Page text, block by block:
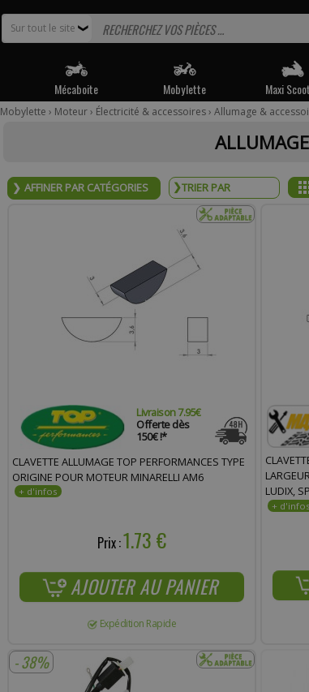
❯
Sur tout le site
Mécaboite Mobylette Maxi
Mobylette › Moteur› Électricité & accessoires› Allumage &
AFFINER PAR CATÉGORIES
Livraison 7.95€
Offerte dès
150€ !*
CLAVETTE ALLUMAGE TOP PERFORMANCES TYPE
ORIGINE POUR MOTEUR MINARELLI AM6
Prix :1.73 €
AJOUTER AU PANIER
Expédition Rapide
LUDIX,
KISBEE,
- 38%
(23)
Pour être informé sur la disponibilité du
* Email :
Téléphone :
Commentaire :